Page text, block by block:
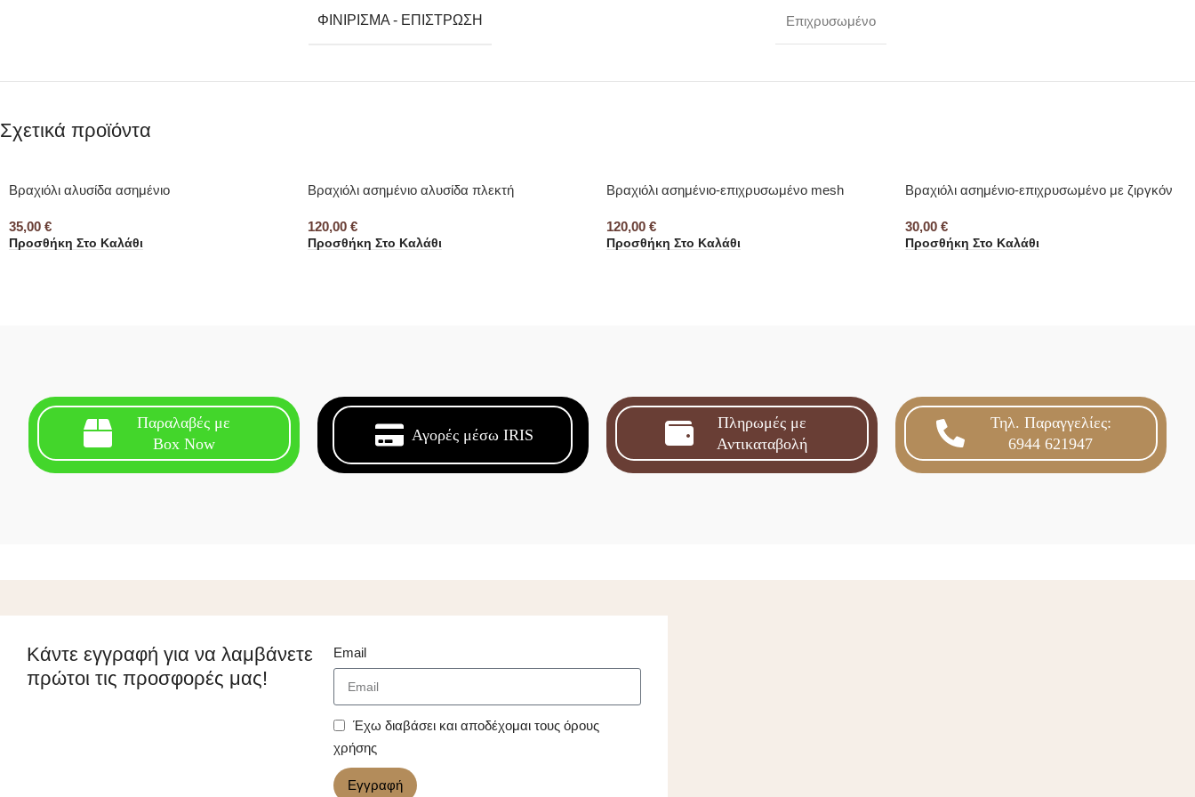
ΦΙΝΊΡΙΣΜΑ - ΕΠΊΣΤΡΩΣΗ Επιχρυσωμένο
Σχετικά προϊόντα
Βραχιόλι αλυσίδα ασημένιο
35,00 €
Προσθήκη Στο Καλάθι
Βραχιόλι ασημένιο αλυσίδα πλεκτή
120,00 €
Προσθήκη Στο Καλάθι
Βραχιόλι ασημένιο-επιχρυσωμένο mesh
120,00 €
Προσθήκη Στο Καλάθι
Βραχιόλι ασημένιο-επιχρυσωμένο με ζιργκόν
30,00 €
Προσθήκη Στο Καλάθι
Παραλαβές με
Box Now
Αγορές μέσω IRIS
Πληρωμές με
Αντικαταβολή
Τηλ. Παραγγελίες:
6944 621947
Κάντε εγγραφή για να λαμβάνετε
πρώτοι τις προσφορές μας!
Email
Έχω διαβάσει και αποδέχομαι τους όρους
χρήσης
Εγγραφή